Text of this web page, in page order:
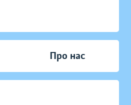
Про нас